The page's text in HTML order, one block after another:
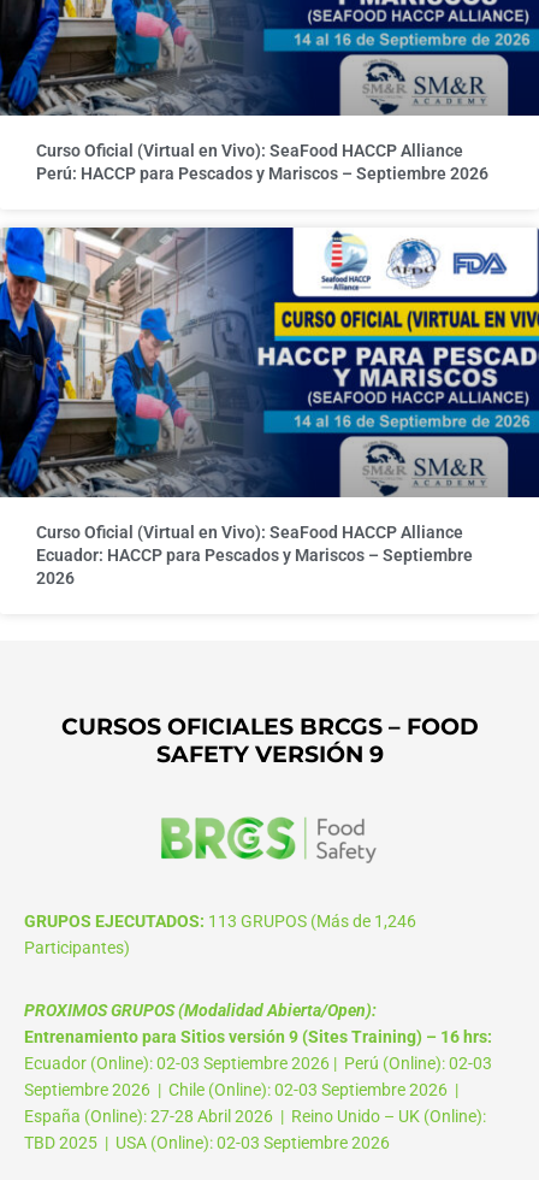
Curso Oficial (Virtual en Vivo): SeaFood HACCP Alliance
Perú: HACCP para Pescados y Mariscos – Septiembre 2026
Curso Oficial (Virtual en Vivo): SeaFood HACCP Alliance
Ecuador: HACCP para Pescados y Mariscos – Septiembre
2026
CURSOS OFICIALES BRCGS – FOOD
SAFETY VERSIÓN 9
GRUPOS EJECUTADOS: 113 GRUPOS (Más de 1,246
Participantes)
PROXIMOS GRUPOS (Modalidad Abierta/Open):
Entrenamiento para Sitios versión 9 (Sites Training) – 16 hrs:
Ecuador (Online): 02-03 Septiembre 2026 | Perú (Online): 02-03
Septiembre 2026 | Chile (Online): 02-03 Septiembre 2026 |
España (Online): 27-28 Abril 2026 | Reino Unido – UK (Online):
TBD 2025 | USA (Online): 02-03 Septiembre 2026